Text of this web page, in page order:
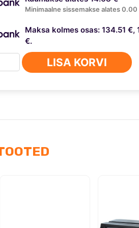
Minimaalne sissemakse alates 0.00
Maksa kolmes osas: 134.51 €,
€.
LISA KORVI